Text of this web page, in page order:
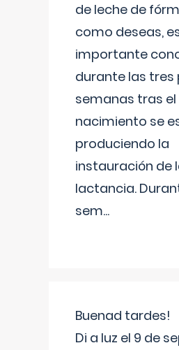
de leche de
como deseas,
importante
durante las tres
semanas tras el
nacimiento se
produciendo la
instauración de
lactancia.
sem...
Buenad tardes!
Di a luz el 9 de